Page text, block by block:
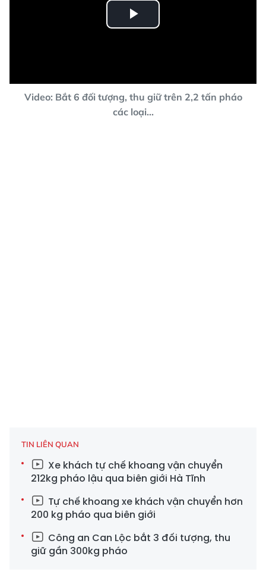
Play
Video: Bắt 6 đối tượng, thu giữ trên 2,2 tấn pháo
các loại...
TIN LIÊN QUAN
Xe khách tự chế khoang vận chuyển
212kg pháo lậu qua biên giới Hà Tĩnh
Tự chế khoang xe khách vận chuyển hơn
200 kg pháo qua biên giới
Công an Can Lộc bắt 3 đối tượng, thu
giữ gần 300kg pháo